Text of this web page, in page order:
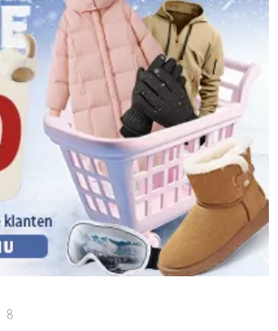
8